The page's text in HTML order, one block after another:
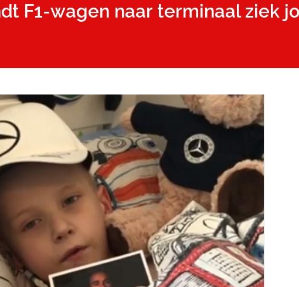
F1-wagen naar terminaal ziek